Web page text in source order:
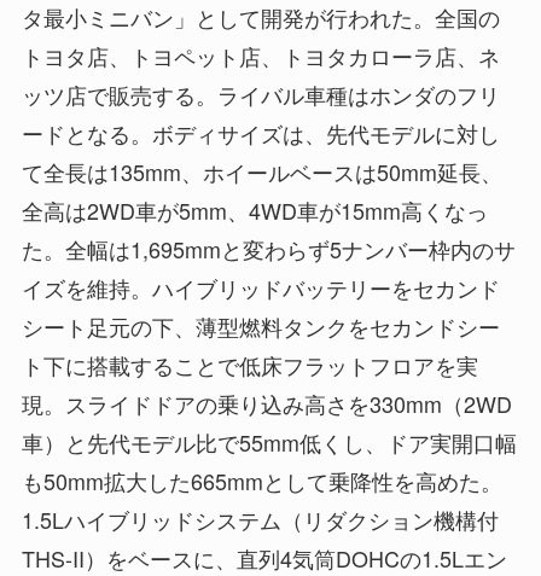
タ最小ミニバン」として開発が行われた。全国の
トヨタ店、トヨペット店、トヨタカローラ店、ネ
ッツ店で販売する。ライバル車種はホンダのフリ
ードとなる。ボディサイズは、先代モデルに対し
て全長は135mm、ホイールベースは50mm延長、
全高は2WD車が5mm、4WD車が15mm高くなっ
た。全幅は1,695mmと変わらず5ナンバー枠内のサ
イズを維持。ハイブリッドバッテリーをセカンド
シート足元の下、薄型燃料タンクをセカンドシー
ト下に搭載することで低床フラットフロアを実
現。スライドドアの乗り込み高さを330mm（2WD
車）と先代モデル比で55mm低くし、ドア実開口幅
も50mm拡大した665mmとして乗降性を高めた。
1.5Lハイブリッドシステム（リダクション機構付
THS-II）をベースに、直列4気筒DOHCの1.5Lエン